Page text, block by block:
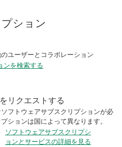
ション
ユーザーとコラボレーション
ンを検索する
リクエストする
フトウェアサブスクリプションが必
ションは国によって異なります。
ソフトウェアサブスクリプシ
ョンとサービスの詳細を見る